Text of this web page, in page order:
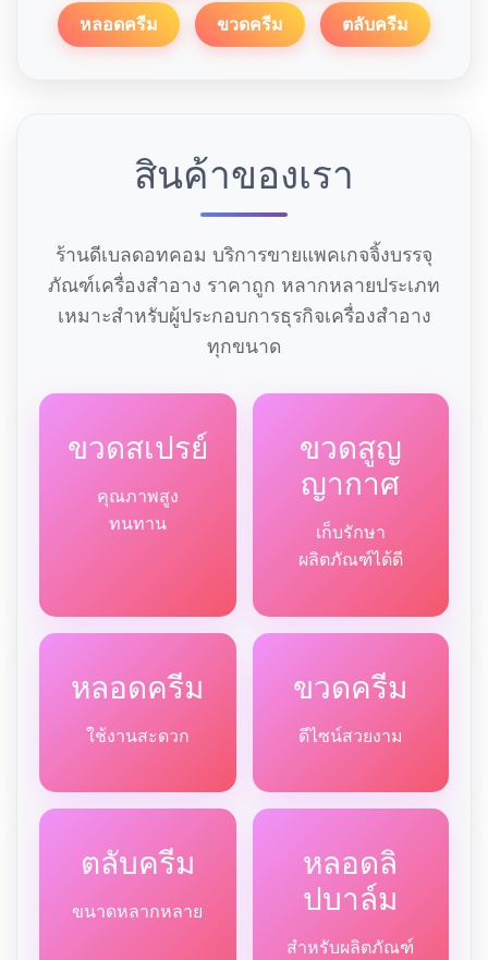
หลอดครีม ขวดครีม ตลับครีม
สินค้าของเรา
ร้านดีเบลดอทคอม บริการขายแพคเกจจิ้งบรรจุ
ภัณฑ์เครื่องสำอาง ราคาถูก หลากหลายประเภท
เหมาะสำหรับผู้ประกอบการธุรกิจเครื่องสำอาง
ทุกขนาด
ขวดสเปรย์
คุณภาพสูง
ทนทาน
ขวดสูญ
ญากาศ
เก็บรักษา
ผลิตภัณฑ์ได้ดี
หลอดครีม
ใช้งานสะดวก
ขวดครีม
ดีไซน์สวยงาม
ตลับครีม
ขนาดหลากหลาย
หลอดลิ
ปบาล์ม
สำหรับผลิตภัณฑ์